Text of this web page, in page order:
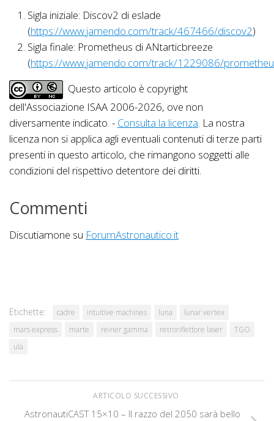
Sigla iniziale: Discov2 di eslade
(https://www.jamendo.com/track/467466/discov2)
Sigla finale: Prometheus di ANtarticbreeze
(https://www.jamendo.com/track/1229086/
Questo articolo è copyright
dell'Associazione ISAA 2006-2026, ove non
diversamente indicato. - Consulta la licenza. La nostra
licenza non si applica agli eventuali contenuti di terze parti
presenti in questo articolo, che rimangono soggetti alle
condizioni del rispettivo detentore dei diritti.
Commenti
Discutiamone su ForumAstronautico.it
Etichette: cadre intuitive machines luna
lunar vertex
mars express
marte reiner gamma retroriflettore laser
TGO
ula
ARTICOLO SUCCESSIVO
AstronautiCAST 15×10 – Il razzo del 2050 sarà bello